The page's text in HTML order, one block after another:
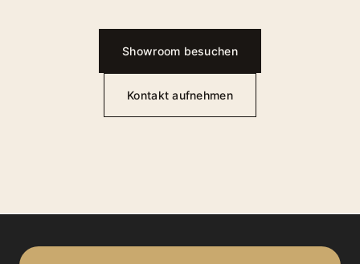
Showroom besuchen
Kontakt aufnehmen